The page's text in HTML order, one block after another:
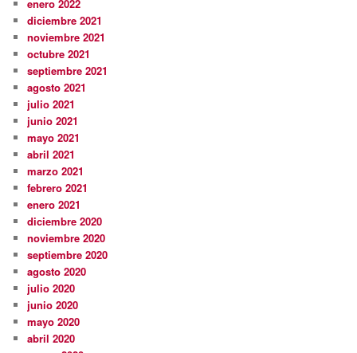
enero 2022
diciembre 2021
noviembre 2021
octubre 2021
septiembre 2021
agosto 2021
julio 2021
junio 2021
mayo 2021
abril 2021
marzo 2021
febrero 2021
enero 2021
diciembre 2020
noviembre 2020
septiembre 2020
agosto 2020
julio 2020
junio 2020
mayo 2020
abril 2020